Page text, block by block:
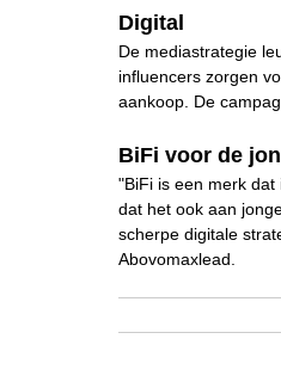
Digital
De mediastrategie
influencers zorgen
aankoop. De
BiFi voor de
"BiFi is een merk
dat het ook aan
scherpe digitale
Abovomaxlead.